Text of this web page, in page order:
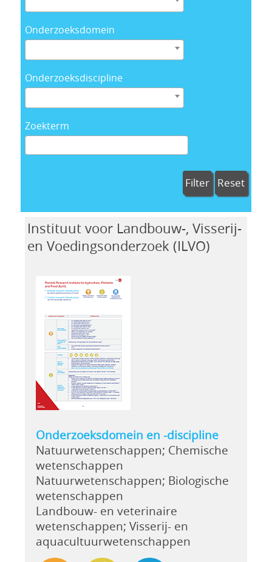
Onderzoeksdomein
Onderzoeksdiscipline
Zoekterm
Filter Reset
Instituut voor Landbouw-, Visserij-
en Voedingsonderzoek (ILVO)
Onderzoeksdomein en -discipline
Natuurwetenschappen; Chemische
wetenschappen
Natuurwetenschappen; Biologische
wetenschappen
Landbouw- en veterinaire
wetenschappen; Visserij- en
aquacultuurwetenschappen